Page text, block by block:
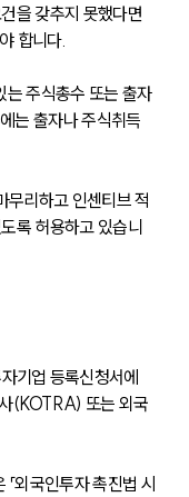
을 갖추지 못했다면
합니다.
는 주식총수 또는 출자
는 출자나 주식취득
무리하고 인센티브 적
록 허용하고 있습니
기업 등록신청서에
(KOTRA) 또는 외국
외국인투자 촉진법 시